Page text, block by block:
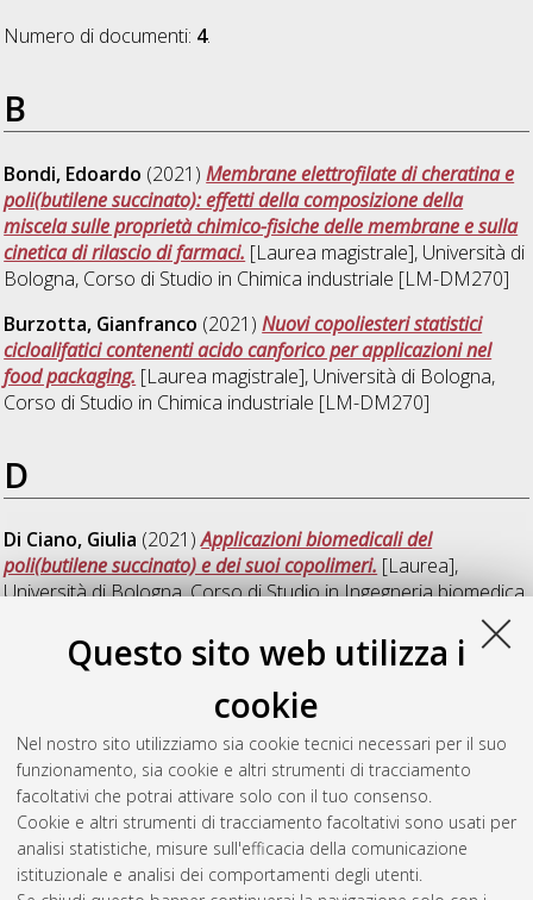
Questo sito web utilizza i
cookie
Nel nostro sito utilizziamo sia cookie tecnici necessari per il suo
funzionamento, sia cookie e altri strumenti di tracciamento
facoltativi che potrai attivare solo con il tuo consenso.
Cookie e altri strumenti di tracciamento facoltativi sono usati per
analisi statistiche, misure sull'efficacia della comunicazione
istituzionale e analisi dei comportamenti degli utenti.
Numero di documenti: 4.
B
Bondi, Edoardo (2021)Membrane elettrofilate di cheratina e
poli(butilene succinato): effetti della composizione della
miscela sulle proprietà chimico-fisiche delle membrane e sulla
cinetica di rilascio di farmaci. [Laurea magistrale], Università di
Bologna, Corso di Studio in Chimica industriale [LM-DM270]
Burzotta, Gianfranco (2021)Nuovi copoliesteri statistici
cicloalifatici contenenti acido canforico per applicazioni nel
food packaging. [Laurea magistrale], Università di Bologna,
Corso di Studio in Chimica industriale [LM-DM270]
D
Di Ciano, Giulia (2021)Applicazioni biomedicali del
poli(butilene succinato) e dei suoi copolimeri. [Laurea],
Università di Bologna, Corso di Studio inIngegneria biomedica
Paese, Maria Chiara(2021) micro e nano sistemi per il
rilascio controllato di farmaci.[Laurea], Università di Bologna,
Corso di Studio inIngegneria biomedica [L-DM270] - Cesena
Questa lista e' stata generata ilMon Aug 10 05:39:04 2026